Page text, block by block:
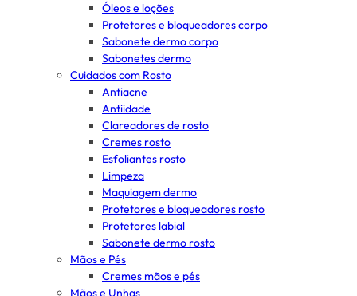
Óleos e loções
Protetores e bloqueadores corpo
Sabonete dermo corpo
Sabonetes dermo
Cuidados com Rosto
Antiacne
Antiidade
Clareadores de rosto
Cremes rosto
Esfoliantes rosto
Limpeza
Maquiagem dermo
Protetores e bloqueadores rosto
Protetores labial
Sabonete dermo rosto
Mãos e Pés
Cremes mãos e pés
Mãos e Unhas